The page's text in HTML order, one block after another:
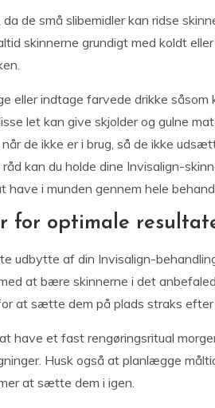
de små slibemidler kan ridse
skinnerne grundigt med koldt
eller indtage farvede drikke
let kan give skjolder og gulne
de ikke er i brug, så de ikke
kan du holde dine Invisalign-
have i munden gennem hele
for optimale
udbytte af din Invisalign-
at bære skinnerne i det
at sætte dem på plads straks
have et fast rengøringsritual
Husk også at planlægge
at sætte dem i igen.